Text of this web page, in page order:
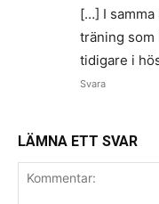
[…] I samma
träning som
tidigare i
Svara
LÄMNA ETT SVAR